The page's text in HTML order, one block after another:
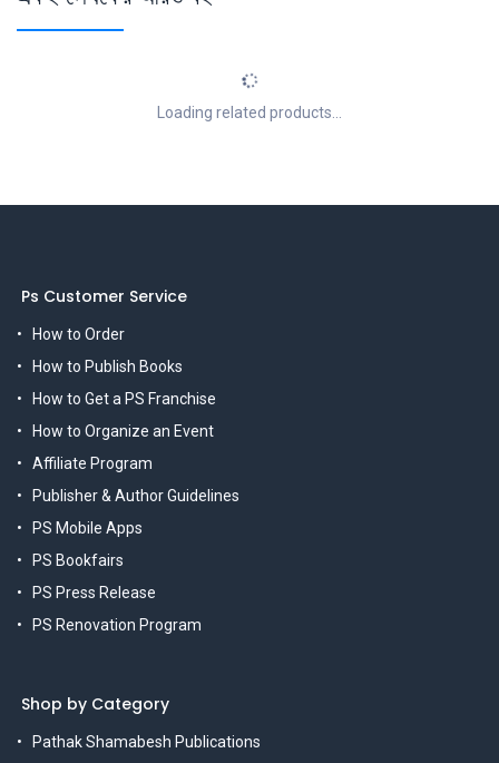
Loading related products...
Ps Customer Service
How to Order
How to Publish Books
How to Get a PS Franchise
How to Organize an Event
Affiliate Program
Publisher & Author Guidelines
PS Mobile Apps
PS Bookfairs
PS Press Release
PS Renovation Program
Shop by Category
Pathak Shamabesh Publications